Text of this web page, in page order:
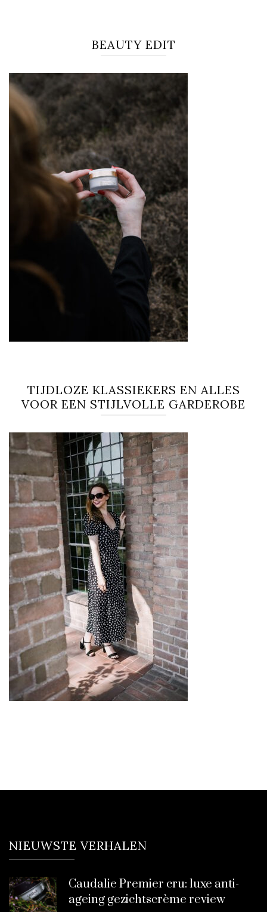
BEAUTY EDIT
TIJDLOZE KLASSIEKERS EN ALLES
VOOR EEN STIJLVOLLE GARDEROBE
NIEUWSTE VERHALEN
Caudalie Premier cru: luxe anti-
ageing gezichtscrème review